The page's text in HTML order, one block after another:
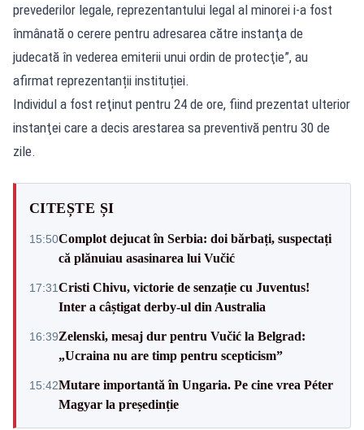
prevederilor legale, reprezentantului legal al minorei i-a fost
înmânată o cerere pentru adresarea către instanţa de
judecată în vederea emiterii unui ordin de protecţie”, au
afirmat reprezentanții instituției.
Individul a fost reţinut pentru 24 de ore, fiind prezentat ulterior
instanţei care a decis arestarea sa preventivă pentru 30 de
zile.
CITEȘTE ȘI
15:50Complot dejucat în Serbia: doi bărbați, suspectați
că plănuiau asasinarea lui Vučić
17:31Cristi Chivu, victorie de senzație cu Juventus!
Inter a câștigat derby-ul din Australia
16:39Zelenski, mesaj dur pentru Vučić la Belgrad:
„Ucraina nu are timp pentru scepticism”
15:42Mutare importantă în Ungaria. Pe cine vrea Péter
Magyar la președinție